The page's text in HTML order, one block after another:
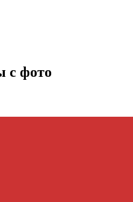
с фото